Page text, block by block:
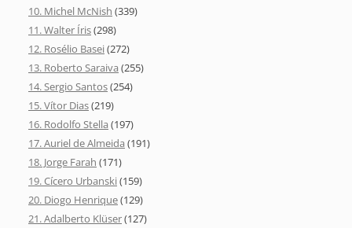
10. Michel McNish (339)
11. Walter Íris(298)
12. Rosélio Basei(272)
13. Roberto Saraiva (255)
14. Sergio Santos(254)
15. Vítor Dias(219)
16. Rodolfo Stella (197)
17. Auriel de Almeida (191)
18. Jorge Farah (171)
19. Cícero Urbanski(159)
20. Diogo Henrique(129)
21. Adalberto Klüser(127)